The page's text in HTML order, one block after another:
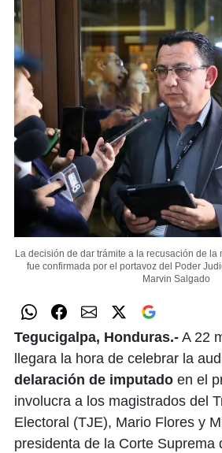
La decisión de dar trámite a la recusación de la
fue confirmada por el portavoz del Poder
Marvin Salgado
Tegucigalpa, Honduras.- A 22
llegara la hora de celebrar la
delaración de imputado en el
involucra a los magistrados del
Electoral (TJE), Mario Flores y
presidenta de la Corte Suprema